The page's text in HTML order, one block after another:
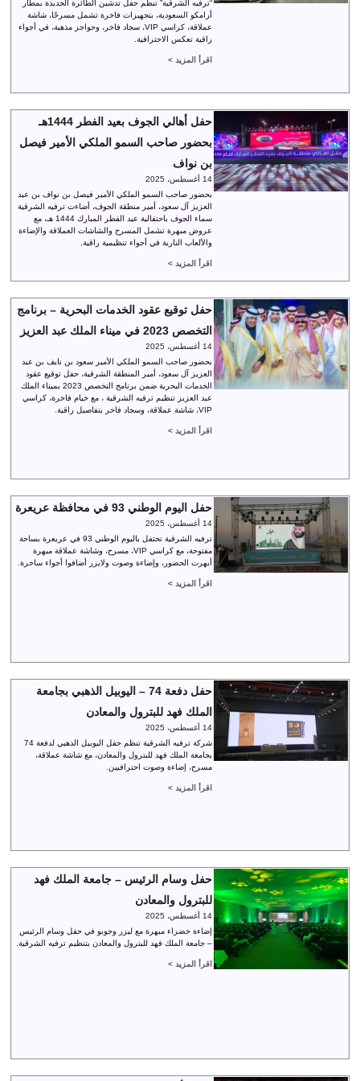
“ترفيه الشرقية” تنظم حفل تدشين الطائرة الجديدة بمطار
أرامكو السعودية، بتجهيزات فاخرة تشمل مسرحًا، شاشة
عملاقة، كراسي VIP، سجاد فاخر، وحواجز مذهبة، في أجواء
راقية تعكس الاحترافية.
اقرأ المزيد >
حفل أهالي الجوف بعيد الفطر 1444هـ
بحضور صاحب السمو الملكي الأمير فيصل
بن نواف
14 أغسطس، 2025
بحضور صاحب السمو الملكي الأمير فيصل بن نواف بن عبد
العزيز آل سعود، أمير منطقة الجوف، أضاءت ترفيه الشرقية
سماء الجوف باحتفالية عيد الفطر المبارك 1444 هـ، مع
عروض مبهرة تشمل المسرح والشاشات العملاقة والإضاءة
والألعاب النارية في أجواء تنظيمية راقية.
اقرأ المزيد >
حفل توقيع عقود الخدمات البحرية – برنامج
التخصص 2023 في ميناء الملك عبد العزيز
14 أغسطس، 2025
بحضور صاحب السمو الملكي الأمير سعود بن نايف بن عبد
العزيز آل سعود، أمير المنطقة الشرقية، حفل توقيع عقود
الخدمات البحرية ضمن برنامج التخصص 2023 بميناء الملك
عبد العزيز تنظيم ترفيه الشرقية ، مع خيام فاخرة، كراسي
VIP، شاشة عملاقة، وسجاد فاخر بتفاصيل راقية.
اقرأ المزيد >
حفل اليوم الوطني 93 في محافظة عريعرة
14 أغسطس، 2025
ترفيه الشرقية تحتفل باليوم الوطني 93 في عريعرة بساحة
مفتوحة، مع كراسي VIP، مسرح، وشاشة عملاقة مبهرة
أبهرت الحضور، وإضاءة وصوت ولايزر أضافوا أجواء ساحرة.
اقرأ المزيد >
حفل دفعة 74 – اليوبيل الذهبي بجامعة
الملك فهد للبترول والمعادن
14 أغسطس، 2025
شركة ترفيه الشرقية تنظم حفل اليوبيل الذهبي لدفعة 74
بجامعة الملك فهد للبترول والمعادن، مع شاشة عملاقة،
مسرح، إضاءة وصوت احترافيين.
اقرأ المزيد >
حفل وسام الرئيس – جامعة الملك فهد
للبترول والمعادن
14 أغسطس، 2025
إضاءة خضراء مبهرة مع ليزر وجوبو في حفل وسام الرئيس
– جامعة الملك فهد للبترول والمعادن بتنظيم ترفيه الشرقية.
اقرأ المزيد >